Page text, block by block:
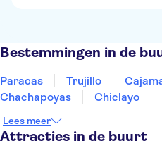
Bestemmingen in de
Paracas Trujillo
Chachapoyas
Chiclayo
Lees meer
Attracties in de buurt